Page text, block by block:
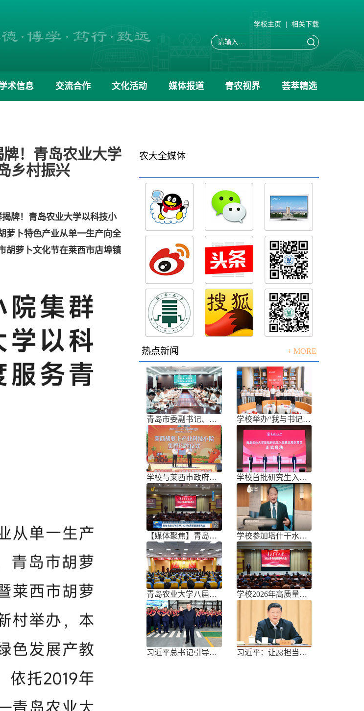
学校主页 相关下载
术信息 交流合作 文化活动 媒体报道 青农视界 荟萃精选
！青岛农业大学
乡村振兴
牌！青岛农业大学以科技小
萝卜特色产业从单一生产向全
胡萝卜文化节在莱西市店埠镇
农大全媒体
热点新闻 + MORE
青岛市委副书记、市长任刚来校调研 学校举办“我与书记共话成长”师生面
学校与莱西市政府联合举办青岛市胡萝 学校首批研究生入驻黄三角农高区
【媒体聚焦】青岛农业大学召开202 学校参加塔什干水周2026国际论坛
青岛农业大学八届三次双代会胜利召开 学校2026年高质量发展大会召开
习近平总书记引导树立和践行正确政绩 习近平：让愿担当、敢担当、善担当蔚